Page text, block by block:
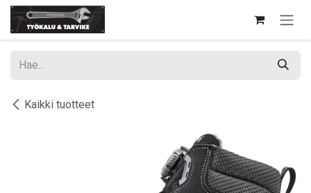
Siirry sisältöön
Kaikki tuotteet